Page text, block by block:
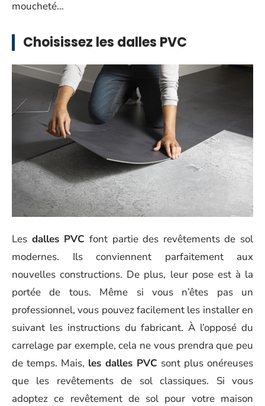
moucheté…
Choisissez les dalles PVC
Les dalles PVC font partie des revêtements de sol
modernes. Ils conviennent parfaitement aux
nouvelles constructions. De plus, leur pose est à la
portée de tous. Même si vous n’êtes pas un
professionnel, vous pouvez facilement les installer en
suivant les instructions du fabricant. À l’opposé du
carrelage par exemple, cela ne vous prendra que peu
de temps. Mais, les dalles PVC sont plus onéreuses
que les revêtements de sol classiques. Si vous
adoptez ce revêtement de sol pour votre maison